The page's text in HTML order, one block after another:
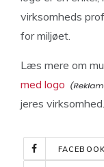
virksomheds
for miljøet.
Læs mere om
med logo
jeres virksomhed.
FACEBOOK